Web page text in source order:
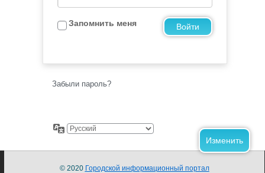
Запомнить меня
Забыли пароль?
© 2020 Городской информационный портал